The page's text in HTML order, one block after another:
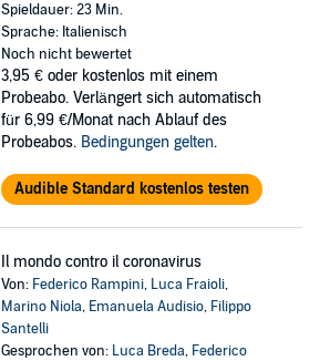
Spieldauer: 23 Min.
Sprache: Italienisch
Noch nicht bewertet
3,95 € oder kostenlos mit einem
Probeabo. Verlängert sich automatisch
für 6,99 €/Monat nach Ablauf des
Probeabos. Bedingungen gelten.
Audible Standard kostenlos testen
Il mondo contro il coronavirus
Von: Federico Rampini, Luca Fraioli,
Marino Niola, Emanuela Audisio, Filippo
Santelli
Gesprochen von: Luca Breda, Federico